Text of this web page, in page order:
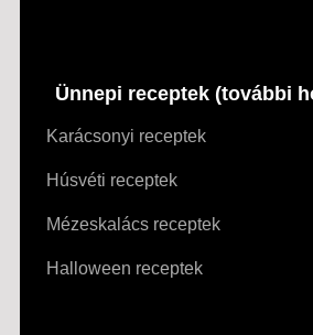
Ünnepi receptek (további
Karácsonyi receptek
Húsvéti receptek
Mézeskalács receptek
Halloween receptek